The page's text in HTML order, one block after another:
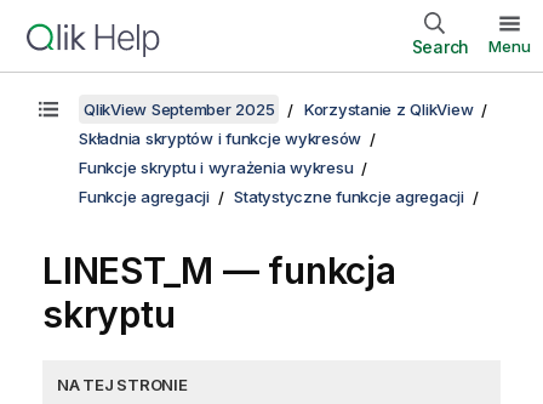
Search Menu
QlikView September 2025
Korzystanie z QlikView
Składnia skryptów i funkcje wykresów
Funkcje skryptu i wyrażenia wykresu
Funkcje agregacji
Statystyczne funkcje agregacji
LINEST_M — funkcja
skryptu
NA TEJ STRONIE